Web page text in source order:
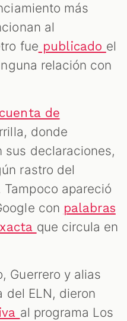
más
al
fue publicado el
relación con
cuenta de
donde
sus declaraciones,
rastro del
apareció
con palabras
que circula en
Guerrero y alias
del ELN, dieron
al programa Los